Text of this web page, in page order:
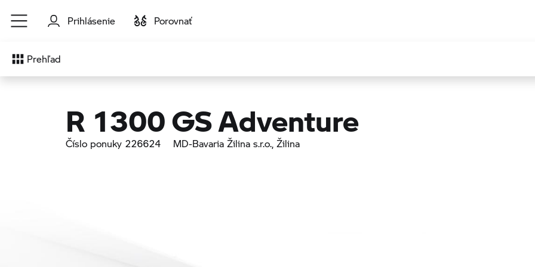
Prejsť na hlavný obsah
Prihlásenie Porovnať
Prehľad
R 1300 GS Adventure
Číslo ponuky 226624 MD-Bavaria Žilina s.r.o., Žilina